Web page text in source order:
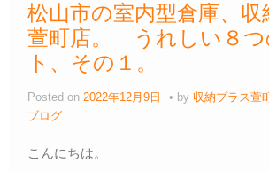
松山市の室内型倉庫、収
萱町店。 うれしい８つ
ト、その１。
Posted on 2022年12月9日 by 収納プラス萱
ブログ
こんにちは。